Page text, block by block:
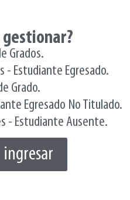
gestionar?
Grados.
- Estudiante Egresado.
Grado.
Egresado No Titulado.
- Estudiante Ausente.
ingresar